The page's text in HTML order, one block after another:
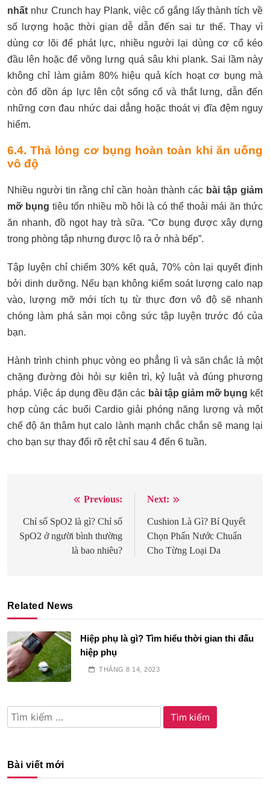
nhất như Crunch hay Plank, việc cố gắng lấy thành tích về
số lượng hoặc thời gian dễ dẫn đến sai tư thế. Thay vì
dùng cơ lõi để phát lực, nhiều người lại dùng cơ cổ kéo
đầu lên hoặc để võng lưng quá sâu khi plank. Sai lầm này
không chỉ làm giảm 80% hiệu quả kích hoạt cơ bụng mà
còn đổ dồn áp lực lên cột sống cổ và thắt lưng, dẫn đến
những cơn đau nhức dai dẳng hoặc thoát vị đĩa đệm nguy
hiểm.
6.4. Thả lỏng cơ bụng hoàn toàn khi ăn uống
vô độ
Nhiều người tin rằng chỉ cần hoàn thành các bài tập giảm
mỡ bụng tiêu tốn nhiều mồ hôi là có thể thoải mái ăn thức
ăn nhanh, đồ ngọt hay trà sữa. “Cơ bụng được xây dựng
trong phòng tập nhưng được lộ ra ở nhà bếp”.
Tập luyện chỉ chiếm 30% kết quả, 70% còn lại quyết định
bởi dinh dưỡng. Nếu bạn không kiểm soát lượng calo nạp
vào, lượng mỡ mới tích tụ từ thực đơn vô độ sẽ nhanh
chóng làm phá sản mọi công sức tập luyện trước đó của
bạn.
Hành trình chinh phục vòng eo phẳng lì và săn chắc là một
chặng đường đòi hỏi sự kiên trì, kỷ luật và đúng phương
pháp. Việc áp dụng đều đặn các bài tập giảm mỡ bụng kết
hợp cùng các buổi Cardio giải phóng năng lượng và một
chế độ ăn thâm hụt calo lành mạnh chắc chắn sẽ mang lại
cho bạn sự thay đổi rõ rệt chỉ sau 4 đến 6 tuần.
hướng
bài
Previous:
Chỉ số SpO2 là gì? Chỉ số
SpO2 ở người bình thường
là bao nhiêu?
Next:
Cushion Là Gì? Bí Quyết
Chọn Phấn Nước Chuẩn
Cho Từng Loại Da
Related News
Hiệp phụ là gì? Tìm hiểu thời gian thi đấu
hiệp phụ
THÁNG 8 14, 2023
Tìm
kiếm
Bài viết mới